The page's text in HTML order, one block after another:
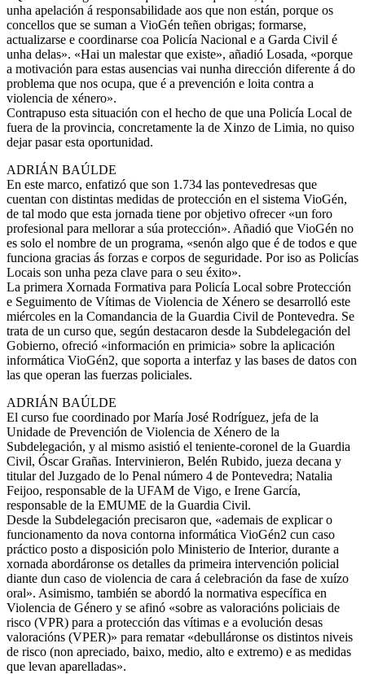
unha apelación á responsabilidade aos que non están, porque os
concellos que se suman a VioGén teñen obrigas; formarse,
actualizarse e coordinarse coa Policía Nacional e a Garda Civil é
unha delas». «Hai un malestar que existe», añadió Losada, «porque
a motivación para estas ausencias vai nunha dirección diferente á do
problema que nos ocupa, que é a prevención e loita contra a
violencia de xénero».
Contrapuso esta situación con el hecho de que una Policía Local de
fuera de la provincia, concretamente la de Xinzo de Limia, no quiso
dejar pasar esta oportunidad.
ADRIÁN BAÚLDE
En este marco, enfatizó que son 1.734 las pontevedresas que
cuentan con distintas medidas de protección en el sistema VioGén,
de tal modo que esta jornada tiene por objetivo ofrecer «un foro
profesional para mellorar a súa protección». Añadió que VioGén no
es solo el nombre de un programa, «senón algo que é de todos e que
funciona gracias ás forzas e corpos de seguridade. Por iso as Policías
Locais son unha peza clave para o seu éxito».
La primera Xornada Formativa para Policía Local sobre Protección
e Seguimento de Vítimas de Violencia de Xénero se desarrolló este
miércoles en la Comandancia de la Guardia Civil de Pontevedra. Se
trata de un curso que, según destacaron desde la Subdelegación del
Gobierno, ofreció «información en primicia» sobre la aplicación
informática VioGén2, que soporta a interfaz y las bases de datos con
las que operan las fuerzas policiales.
ADRIÁN BAÚLDE
El curso fue coordinado por María José Rodríguez, jefa de la
Unidade de Prevención de Violencia de Xénero de la
Subdelegación, y al mismo asistió el teniente-coronel de la Guardia
Civil, Óscar Grañas. Intervinieron, Belén Rubido, jueza decana y
titular del Juzgado de lo Penal número 4 de Pontevedra; Natalia
Feijoo, responsable de la UFAM de Vigo, e Irene García,
responsable de la EMUME de la Guardia Civil.
Desde la Subdelegación precisaron que, «ademais de explicar o
funcionamento da nova contorna informática VioGén2 cun caso
práctico posto a disposición polo Ministerio de Interior, durante a
xornada abordáronse os detalles da primeira intervención policial
diante dun caso de violencia de cara á celebración da fase de xuízo
oral». Asimismo, también se abordó la normativa específica en
Violencia de Género y se afinó «sobre as valoracións policiais de
risco (VPR) para a protección das vítimas e a evolución desas
valoracións (VPER)» para rematar «debulláronse os distintos niveis
de risco (non apreciado, baixo, medio, alto e extremo) e as medidas
que levan aparelladas».